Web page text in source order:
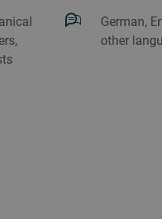
German,
other